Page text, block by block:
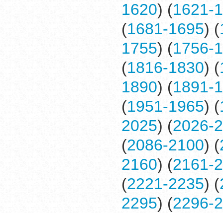
1620) (1621-
(1681-1695) (
1755) (1756-
(1816-1830) (
1890) (1891-
(1951-1965) (
2025) (2026-
(2086-2100) (
2160) (2161-
(2221-2235) (
2295) (2296-